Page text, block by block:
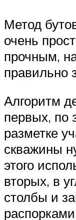
Метод
очень
прочным,
правильно
Алгоритм
первых, по
разметке
скважины
этого
вторых, в
столбы и